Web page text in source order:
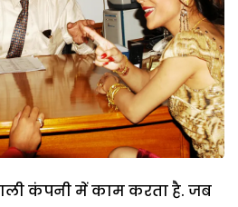
कंपनी में काम करता है. जब